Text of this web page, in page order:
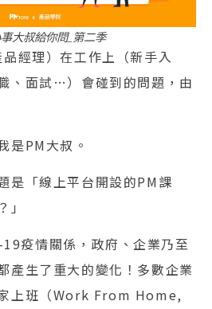
大叔給你問_第二季
經理）在工作上（新手入
、面試…）會碰到的問題，由
是PM大叔。
是「線上平台開設的PM課
疫情關係，政府、企業乃至
產生了重大的變化！多數企業
上班（Work From Home,